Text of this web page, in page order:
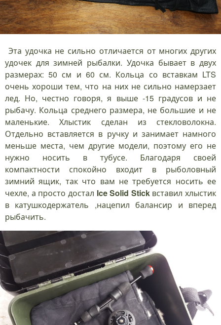
Эта удочка не сильно отличается от многих других
удочек для зимней рыбалки. Удочка бывает в двух
размерах: 50 см и 60 см. Кольца со вставкам LTS
очень хороши тем, что на них не сильно намерзает
лед. Но, честно говоря, я выше -15 градусов и не
рыбачу. Кольца среднего размера, не большие и не
маленькие. Хлыстик сделан из стекловолокна.
Отдельно вставляется в ручку и занимает намного
меньше места, чем другие модели, поэтому его не
нужно носить в тубусе. Благодаря своей
компактности спокойно входит в рыболовный
зимний ящик, так что вам не требуется носить ее
чехле, а просто достал Ice Solid Stickвставил хлыстик
в катушкодержатель ,нацепил балансир и вперед
рыбачить.